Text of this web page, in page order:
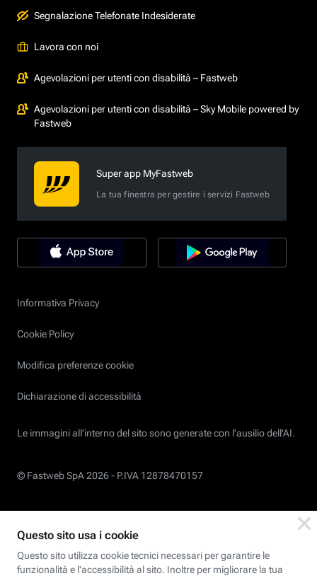
Segnalazione Telefonate Indesiderate
Lavora con noi
Agevolazioni per utenti con disabilità – Fastweb
Agevolazioni per utenti con disabilità – Sky Mobile powered by
Fastweb
Super app MyFastweb
La tua finestra per gestire i servizi Fastweb
Informativa Privacy
Cookie Policy
Modifica preferenze cookie
Dichiarazione di accessibilità
Le immagini all’interno del sito sono generate con l'ausilio dell'AI.
© Fastweb SpA 2026 - P.IVA 12878470157